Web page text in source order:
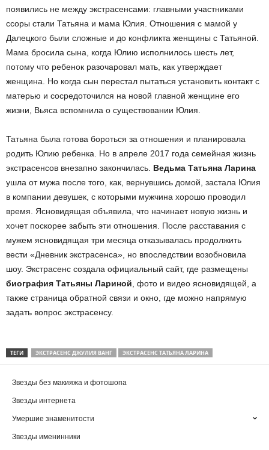
появились не между экстрасенсами: главными участниками
ссоры стали Татьяна и мама Юлия. Отношения с мамой у
Далецкого были сложные и до конфликта женщины с Татьяной.
Мама бросила сына, когда Юлию исполнилось шесть лет,
потому что ребенок разочаровал мать, как утверждает
женщина. Но когда сын перестал пытаться установить контакт с
матерью и сосредоточился на новой главной женщине его
жизни, Вьяса вспомнила о существовании Юлия.
Татьяна была готова бороться за отношения и планировала
родить Юлию ребенка. Но в апреле 2017 года семейная жизнь
экстрасенсов внезапно закончилась. Ведьма Татьяна Ларина
ушла от мужа после того, как, вернувшись домой, застала Юлия
в компании девушек, с которыми мужчина хорошо проводил
время. Ясновидящая объявила, что начинает новую жизнь и
хочет поскорее забыть эти отношения. После расставания с
мужем ясновидящая три месяца отказывалась продолжить
вести «Дневник экстрасенса», но впоследствии возобновила
шоу. Экстрасенс создала официальный сайт, где размещены
биография Татьяны Лариной , фото и видео ясновидящей, а
также страница обратной связи и окно, где можно напрямую
задать вопрос экстрасенсу.
ТЕГИ ЭКСТРАСЕНС ДЖУЛИЯ ВАНГ ЭКСТРАСЕНС ТАТЬЯНА ЛАРИНА
Звезды без макияжа и фотошопа
Звезды интернета
Умершие знаменитости
Звезды именинники